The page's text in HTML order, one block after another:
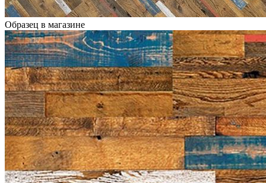
Образец в магазине